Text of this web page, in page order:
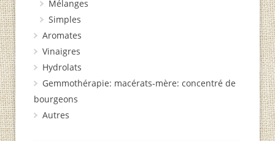
Mélanges
Simples
Aromates
Vinaigres
Hydrolats
Gemmothérapie: macérats-mère: concentré de
bourgeons
Autres